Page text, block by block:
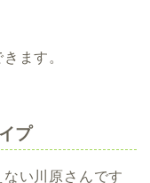
ます。
プ
い川原さんです